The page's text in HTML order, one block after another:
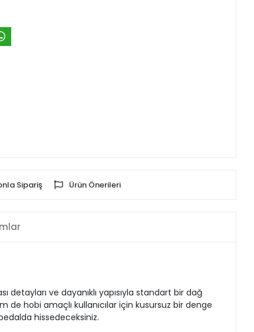
Sipariş Ürün Önerileri
ve dayanıklı yapısıyla standart bir dağ
hobi amaçlı kullanıcılar için kusursuz bir denge
hissedeceksiniz.